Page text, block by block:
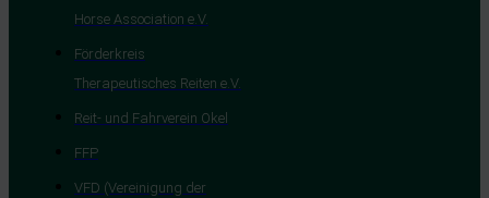
Horse Association e.V.
Förderkreis
Therapeutisches Reiten e.V.
Reit- und Fahrverein Okel
FFP
VFD (Vereinigung der